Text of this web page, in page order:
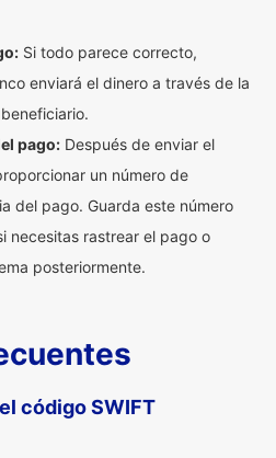
Si todo parece correcto,
enviará el dinero a través de la
pago: Después de enviar el
un número de
del pago. Guarda este número
necesitas rastrear el pago o
posteriormente.
código SWIFT